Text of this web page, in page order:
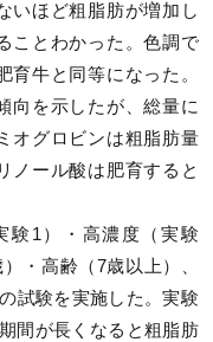
いほど粗脂肪が増加し
ことわかった。色調で
育牛と同等になった。
向を示したが、総量に
オグロビンは粗脂肪量
ノール酸は肥育すると
験1）・高濃度（実験
・高齢（7歳以上）、
試験を実施した。実験
間が長くなると粗脂肪